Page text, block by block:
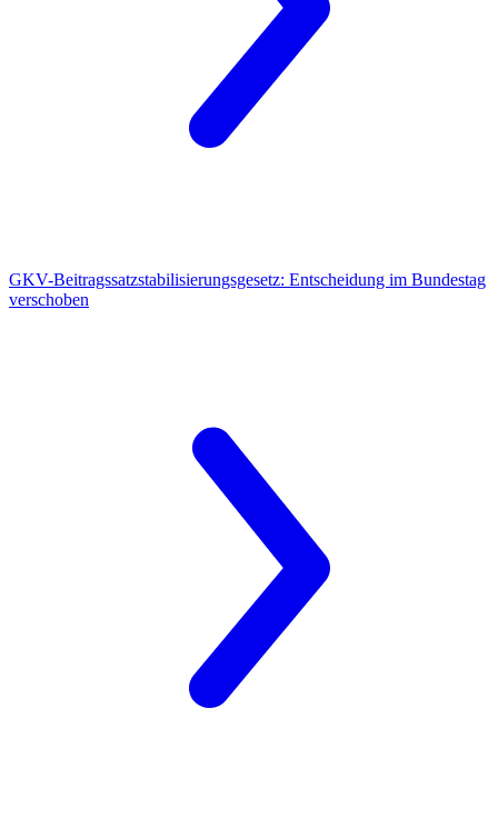
GKV-Beitragssatzstabilisierungsgesetz: Entscheidung im Bundestag
verschoben